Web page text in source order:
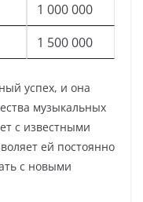
1 000 000
1 500 000
успех, и она
музыкальных
с известными
ей постоянно
с новыми